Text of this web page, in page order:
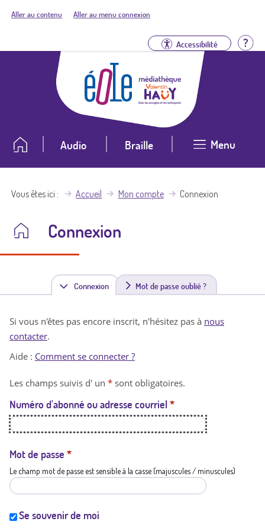
Aller au contenu Aller au menu connexion
Accessibilité
Audio Braille Menu
Vous êtes ici Accueil Mon compte Connexion
Connexion
Connexion(
n
t
a
t
i
Mot de passe oublié ?
Si vous n'êtes pas encore inscrit, n'hésitez pas à nous
contacter.
Aide : Comment se connecter ?
Les champs suivis d' un * sont obligatoires.
Numéro d'abonné ou adresse courriel *
Mot de passe *
Le champ mot de passe est sensible à la casse (majuscules / minuscules)
Se souvenir de moi